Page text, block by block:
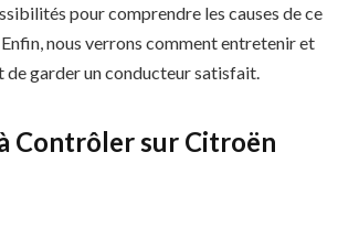
pour comprendre les causes de ce
nous verrons comment entretenir et
de garder un conducteur satisfait.
Contrôler sur Citroën